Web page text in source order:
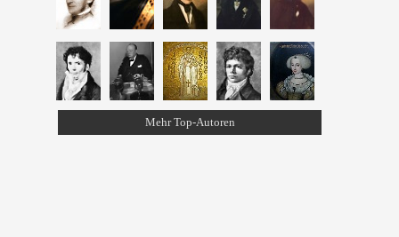
Mehr Top-Autoren